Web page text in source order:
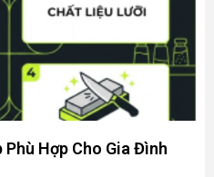
Phù Hợp Cho Gia Đình